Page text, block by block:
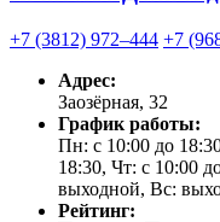
+7 (3812) 972‒444 +7
Адрес:
Заозёрная, 32
График работы:
Пн: с 10:00 до
18:30, Чт: с 10:00
выходной, Вс:
Рейтинг: